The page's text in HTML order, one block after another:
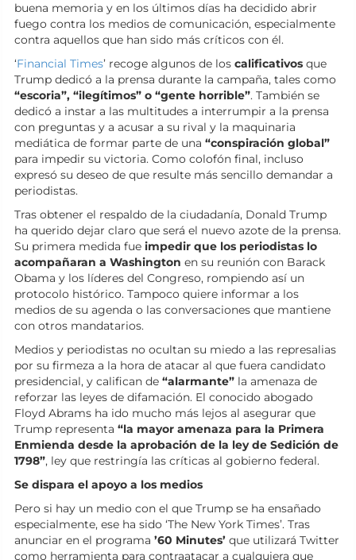
buena memoria y en los últimos días ha decidido abrir
fuego contra los medios de comunicación, especialmente
contra aquellos que han sido más críticos con él.
‘Financial Times’ recoge algunos de los calificativos que
Trump dedicó a la prensa durante la campaña, tales como
“escoria”, “ilegítimos” o “gente horrible”. También se
dedicó a instar a las multitudes a interrumpir a la prensa
con preguntas y a acusar a su rival y la maquinaria
mediática de formar parte de una “conspiración global”
para impedir su victoria. Como colofón final, incluso
expresó su deseo de que resulte más sencillo demandar a
periodistas.
Tras obtener el respaldo de la ciudadanía, Donald Trump
ha querido dejar claro que será el nuevo azote de la prensa.
Su primera medida fue impedir que los periodistas lo
acompañaran a Washington en su reunión con Barack
Obama y los líderes del Congreso, rompiendo así un
protocolo histórico. Tampoco quiere informar a los
medios de su agenda o las conversaciones que mantiene
con otros mandatarios.
Medios y periodistas no ocultan su miedo a las represalias
por su firmeza a la hora de atacar al que fuera candidato
presidencial, y califican de “alarmante” la amenaza de
reforzar las leyes de difamación. El conocido abogado
Floyd Abrams ha ido mucho más lejos al asegurar que
Trump representa “la mayor amenaza para la Primera
Enmienda desde la aprobación de la ley de Sedición de
1798”, ley que restringía las críticas al gobierno federal.
Se dispara el apoyo a los medios
Pero si hay un medio con el que Trump se ha ensañado
especialmente, ese ha sido ‘The New York Times’. Tras
anunciar en el programa ’60 Minutes’ que utilizará Twitter
como herramienta para contraatacar a cualquiera que